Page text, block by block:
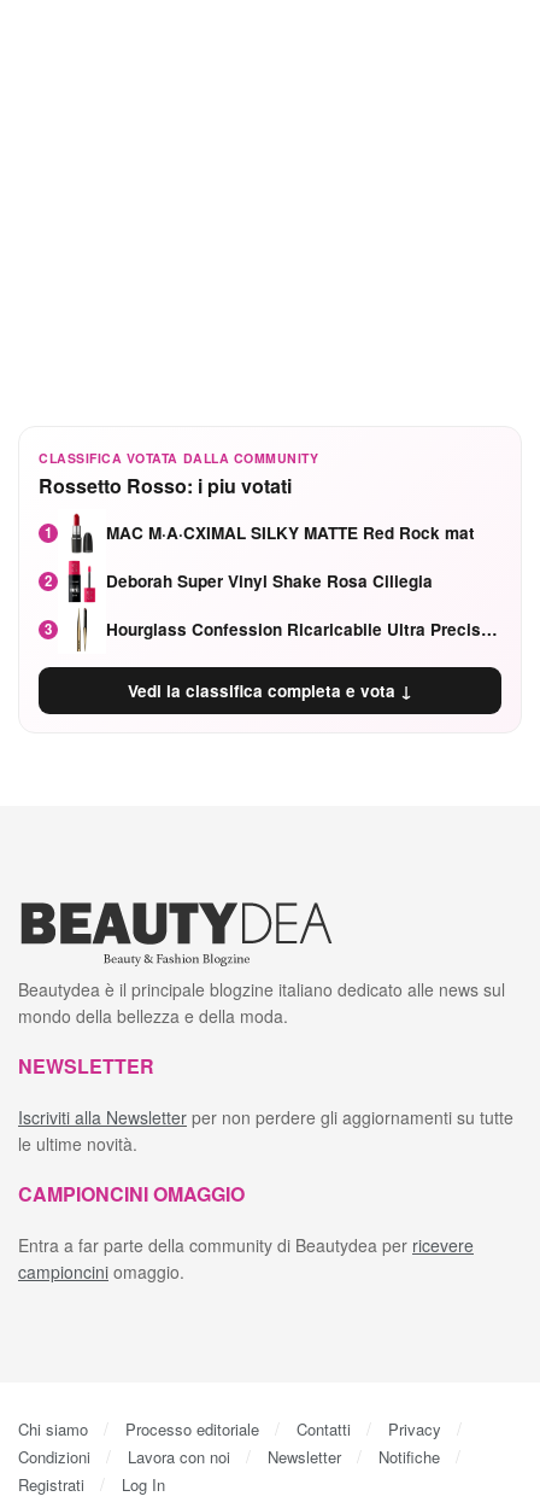
CLASSIFICA VOTATA DALLA COMMUNITY
Rossetto Rosso: i piu votati
1 MAC M·A·CXIMAL SILKY MATTE Red Rock mat
2 Deborah Super Vinyl Shake Rosa Ciliegia
3 Hourglass Confession Ricaricabile Ultra Preciso Ad Alta Intensità Secretly Classic Red
Vedi la classifica completa e vota ↓
Beautydea è il principale blogzine italiano dedicato alle news sul
mondo della bellezza e della moda.
NEWSLETTER
Iscriviti alla Newsletter per non perdere gli aggiornamenti su tutte
le ultime novità.
CAMPIONCINI OMAGGIO
Entra a far parte della community di Beautydea per ricevere
campioncini omaggio.
Chi siamo Processo editoriale Contatti
Privacy
Condizioni
Lavora con noi Newsletter
Notifiche
Registrati
Log In